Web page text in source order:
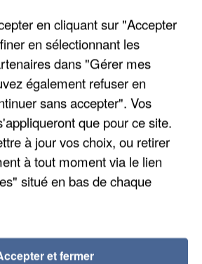
L’OISE EMPORTÉE PAR UNE
EN HAUTE-SAVOIE
en cliquant sur "Accepter
en sélectionnant les
dans "Gérer mes
également refuser en
sans accepter". Vos
que pour ce site.
à jour vos choix, ou retirer
à tout moment via le lien
situé en bas de chaque
et fermer